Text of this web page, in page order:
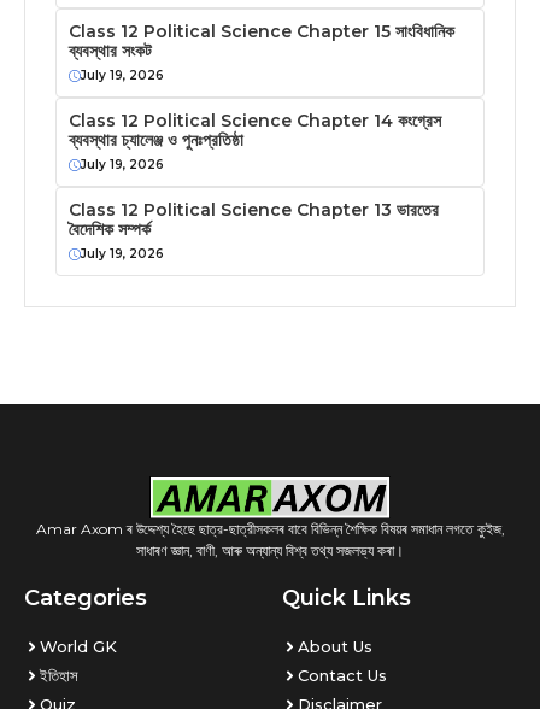
Class 12 Political Science Chapter 15 সাংবিধানিক
ব্যবস্থার সংকট
July 19, 2026
Class 12 Political Science Chapter 14 কংগ্রেস
ব্যবস্থার চ্যালেঞ্জ ও পুনঃপ্রতিষ্ঠা
July 19, 2026
Class 12 Political Science Chapter 13 ভারতের
বৈদেশিক সম্পর্ক
July 19, 2026
Amar Axom ৰ উদ্দেশ্য হৈছে ছাত্র-ছাত্রীসকলৰ বাবে বিভিন্ন শৈক্ষিক বিষয়ৰ সমাধান লগতে কুইজ,
সাধাৰণ জ্ঞান, বাণী, আৰু অন্যান্য বিশ্ব তথ্য সজলভ্য কৰা।
Categories
World GK
ইতিহাস
Quiz
Quick Links
About Us
Contact Us
Disclaimer